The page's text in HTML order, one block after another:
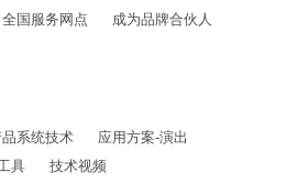
全国服务网点
成为品牌合伙人
品系统技术
应用方案-演出
具 技术视频